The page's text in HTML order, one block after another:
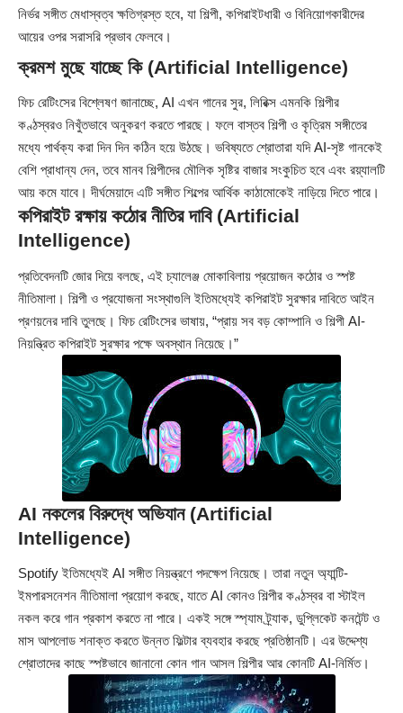
নির্ভর সঙ্গীত মেধাস্বত্ব ক্ষতিগ্রস্ত হবে, যা শিল্পী, কপিরাইটধারী ও বিনিয়োগকারীদের
আয়ের ওপর সরাসরি প্রভাব ফেলবে।
ক্রমশ মুছে যাচ্ছে কি (Artificial Intelligence)
ফিচ রেটিংসের বিশ্লেষণ জানাচ্ছে, AI এখন গানের সুর, লিরিক্স এমনকি শিল্পীর
কণ্ঠস্বরও নিখুঁতভাবে অনুকরণ করতে পারছে। ফলে বাস্তব শিল্পী ও কৃত্রিম সঙ্গীতের
মধ্যে পার্থক্য করা দিন দিন কঠিন হয়ে উঠছে। ভবিষ্যতে শ্রোতারা যদি AI-সৃষ্ট গানকেই
বেশি প্রাধান্য দেন, তবে মানব শিল্পীদের মৌলিক সৃষ্টির বাজার সংকুচিত হবে এবং রয়্যালটি
আয় কমে যাবে। দীর্ঘমেয়াদে এটি সঙ্গীত শিল্পের আর্থিক কাঠামোকেই নাড়িয়ে দিতে পারে।
কপিরাইট রক্ষায় কঠোর নীতির দাবি (Artificial
Intelligence)
প্রতিবেদনটি জোর দিয়ে বলছে, এই চ্যালেঞ্জ মোকাবিলায় প্রয়োজন কঠোর ও স্পষ্ট
নীতিমালা। শিল্পী ও প্রযোজনা সংস্থাগুলি ইতিমধ্যেই কপিরাইট সুরক্ষার দাবিতে আইন
প্রণয়নের দাবি তুলছে। ফিচ রেটিংসের ভাষায়, “প্রায় সব বড় কোম্পানি ও শিল্পী AI-
নিয়ন্ত্রিত কপিরাইট সুরক্ষার পক্ষে অবস্থান নিয়েছে।”
AI নকলের বিরুদ্ধে অভিযান (Artificial
Intelligence)
Spotify ইতিমধ্যেই AI সঙ্গীত নিয়ন্ত্রণে পদক্ষেপ নিয়েছে। তারা নতুন অ্যান্টি-
ইমপারসনেশন নীতিমালা প্রয়োগ করছে, যাতে AI কোনও শিল্পীর কণ্ঠস্বর বা স্টাইল
নকল করে গান প্রকাশ করতে না পারে। একই সঙ্গে স্প্যাম ট্র্যাক, ডুপ্লিকেট কনটেন্ট ও
মাস আপলোড শনাক্ত করতে উন্নত ফিল্টার ব্যবহার করছে প্রতিষ্ঠানটি। এর উদ্দেশ্য
শ্রোতাদের কাছে স্পষ্টভাবে জানানো কোন গান আসল শিল্পীর আর কোনটি AI-নির্মিত।